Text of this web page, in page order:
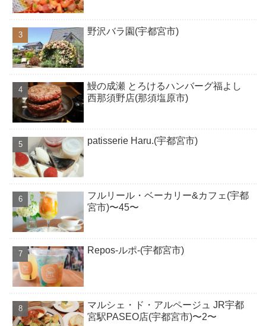
野沢バラ園(宇都宮市)
鰻の成瀬 とろけるハンバーグ福よし
西那須野店(那須塩原市)
patisserie Haru.(宇都宮市)
フルリール・ベーカリー&カフェ(宇都
宮市)〜45〜
Repos-ルポ-(宇都宮市)
マルシェ・ド・アルページュ JR宇都
宮駅PASEO店(宇都宮市)〜2〜